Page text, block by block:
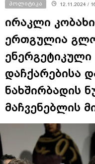
პოლიტიკა 12.11.2024 /
ირაკლი
ერთგულია
ენერგეტიკული
დაჩქარებისა
ნახშირბადის
მაჩვენებლის